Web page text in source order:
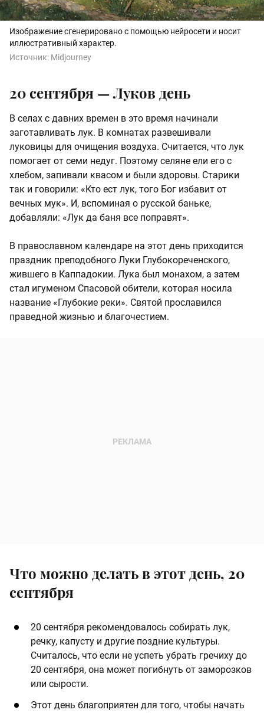
Изображение сгенерировано с помощью нейросети и носит
иллюстративный характер.
Источник: Midjourney
20 сентября — Луков день
В селах с давних времен в это время начинали
заготавливать лук. В комнатах развешивали
луковицы для очищения воздуха. Считается, что лук
помогает от семи недуг. Поэтому селяне ели его с
хлебом, запивали квасом и были здоровы. Старики
так и говорили: «Кто ест лук, того Бог избавит от
вечных мук». И, вспоминая о русской баньке,
добавляли: «Лук да баня все поправят».
В православном календаре на этот день приходится
праздник преподобного Луки Глубокореченского,
жившего в Каппадокии. Лука был монахом, а затем
стал игуменом Спасовой обители, которая носила
название «Глубокие реки». Святой прославился
праведной жизнью и благочестием.
Что можно делать в этот день, 20
сентября
20 сентября рекомендовалось собирать лук,
речку, капусту и другие поздние культуры.
Считалось, что если не успеть убрать гречиху до
20 сентября, она может погибнуть от заморозков
или сырости.
Этот день благоприятен для того, чтобы начать